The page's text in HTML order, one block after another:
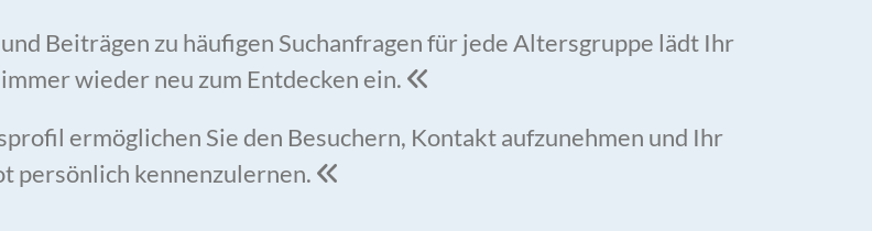
Beiträgen zu häufigen Suchanfragen für jede Altersgruppe lädt Ihr
wieder neu zum Entdecken ein. 
ermöglichen Sie den Besuchern, Kontakt aufzunehmen und Ihr
persönlich kennenzulernen. 